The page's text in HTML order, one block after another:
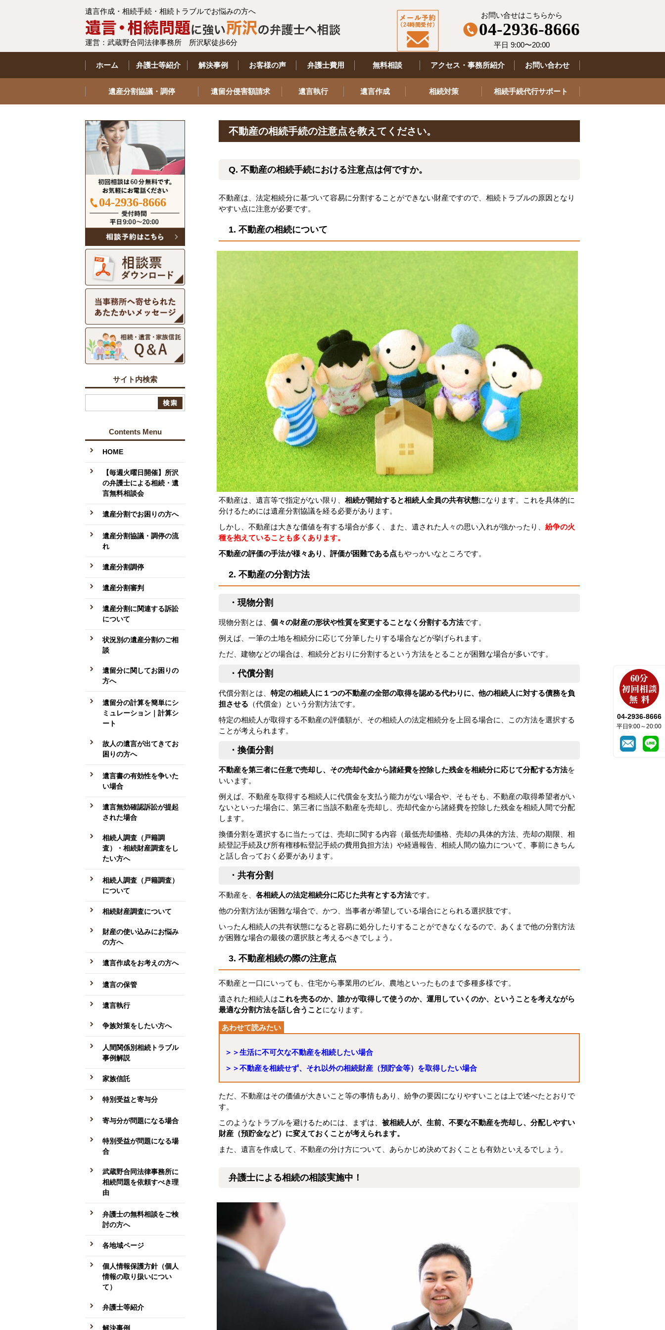
遺言作成・相続手続・相続トラブルでお悩みの方へ
運営：武蔵野合同法律事務所 所沢駅徒歩6分
お問い合せはこちらから
04-2936-8666
平日 9:00〜20:00
ホーム 弁護士等紹介 解決事例 お客様の声 弁護士費用 無料相談 アクセス・事務所紹介 お問い合わせ
遺産分割協議・調停 遺留分侵害額請求 遺言執行 遺言作成 相続対策 相続手続代行サポート
不動産の相続手続の注意点を教えてください。
Q. 不動産の相続手続における注意点は何ですか。
不動産は、法定相続分に基づいて容易に分割することができない財産ですので、相続トラブルの原因となり
やすい点に注意が必要です。
1. 不動産の相続について
不動産は、遺言等で指定がない限り、 相続が開始すると相続人全員の共有状態になります。これを具体的に
分けるためには遺産分割協議を経る必要があります。
しかし、不動産は大きな価値を有する場合が多く、また、遺された人々の思い入れが強かったり、 紛争の火
種を抱えていることも多くあります。
不動産の評価の手法が様々あり、評価が困難である点もやっかいなところです。
2. 不動産の分割方法
・現物分割
現物分割とは、 個々の財産の形状や性質を変更することなく分割する方法です。
例えば、一筆の土地を相続分に応じて分筆したりする場合などが挙げられます。
ただ、建物などの場合は、相続分どおりに分割するという方法をとることが困難な場合が多いです。
・代償分割
代償分割とは、 特定の相続人に１つの不動産の全部の取得を認める代わりに、他の相続人に対する債務を負
担させる （代償金）という分割方法です。
特定の相続人が取得する不動産の評価額が、その相続人の法定相続分を上回る場合に、この方法を選択する
ことが考えられます。
・換価分割
不動産を第三者に任意で売却し、その売却代金から諸経費を控除した残金を相続分に応じて分配する方法を
いいます。
例えば、不動産を取得する相続人に代償金を支払う能力がない場合や、そもそも、不動産の取得希望者がい
ないといった場合に、第三者に当該不動産を売却し、売却代金から諸経費を控除した残金を相続人間で分配
します。
換価分割を選択するに当たっては、売却に関する内容（最低売却価格、売却の具体的方法、売却の期限、相
続登記手続及び所有権移転登記手続の費用負担方法）や経過報告、相続人間の協力について、事前にきちん
と話し合っておく必要があります。
・共有分割
不動産を、 各相続人の法定相続分に応じた共有とする方法です。
他の分割方法が困難な場合で、かつ、当事者が希望している場合にとられる選択肢です。
いったん相続人の共有状態になると容易に処分したりすることができなくなるので、あくまで他の分割方法
が困難な場合の最後の選択肢と考えるべきでしょう。
3. 不動産相続の際の注意点
不動産と一口にいっても、住宅から事業用のビル、農地といったものまで多種多様です。
遺された相続人はこれを売るのか、誰かが取得して使うのか、運用していくのか、ということを考えながら
最適な分割方法を話し合うことになります。
＞＞生活に不可欠な不動産を相続したい場合
＞＞不動産を相続せず、それ以外の相続財産（預貯金等）を取得したい場合
ただ、不動産はその価値が大きいこと等の事情もあり、紛争の要因になりやすいことは上で述べたとおりで
す。
このようなトラブルを避けるためには、まずは、 被相続人が、生前、不要な不動産を売却し、分配しやすい
財産（預貯金など）に変えておくことが考えられます。
また、遺言を作成して、不動産の分け方について、あらかじめ決めておくことも有効といえるでしょう。
弁護士による相続の相談実施中！
04-2936-8666
サイト内検索
Contents Menu
HOME
【毎週火曜日開催】所沢
の弁護士による相続・遺
言無料相談会
遺産分割でお困りの方へ
遺産分割協議・調停の流
れ
遺産分割調停
遺産分割審判
遺産分割に関連する訴訟
について
状況別の遺産分割のご相
談
遺留分に関してお困りの
方へ
遺留分の計算を簡単にシ
ミュレーション｜計算シ
ート
故人の遺言が出てきてお
困りの方へ
遺言書の有効性を争いた
い場合
遺言無効確認訴訟が提起
された場合
相続人調査（戸籍調
査）・相続財産調査をし
たい方へ
相続人調査（戸籍調査）
について
相続財産調査について
財産の使い込みにお悩み
の方へ
遺言作成をお考えの方へ
遺言の保管
遺言執行
争族対策をしたい方へ
人間関係別相続トラブル
事例解説
家族信託
特別受益と寄与分
寄与分が問題になる場合
特別受益が問題になる場
合
武蔵野合同法律事務所に
相続問題を依頼すべき理
由
弁護士の無料相談をご検
討の方へ
各地域ページ
個人情報保護方針（個人
情報の取り扱いについ
て）
弁護士等紹介
解決事例
04-2936-8666
平日9:00～20:00